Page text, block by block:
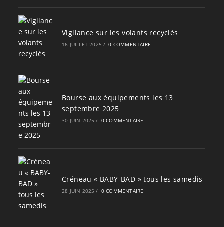
Vigilance sur les volants recyclés
16 JUILLET 2025 / 0 COMMENTAIRE
Bourse aux équipements les 13
septembre 2025
30 JUIN 2025 / 0 COMMENTAIRE
Créneau « BABY-BAD » tous les samedis
28 JUIN 2025 / 0 COMMENTAIRE